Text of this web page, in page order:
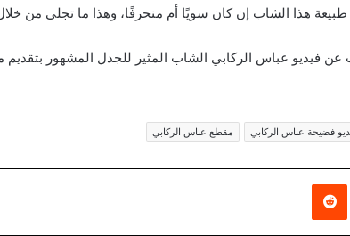
هذا الشاب إن كان سويًا أم منحرفًا، وهذا ما تجلى من خلال
فيديو عباس الركابي الشاب المثير للجدل المشهور
فضيحة عباس الركابي مقطع عباس الركابي
بينتيريست